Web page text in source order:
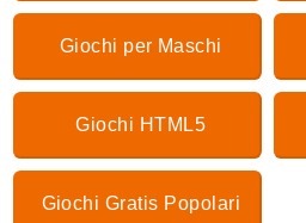
Giochi per Maschi
Giochi HTML5
Giochi Gratis Popolari